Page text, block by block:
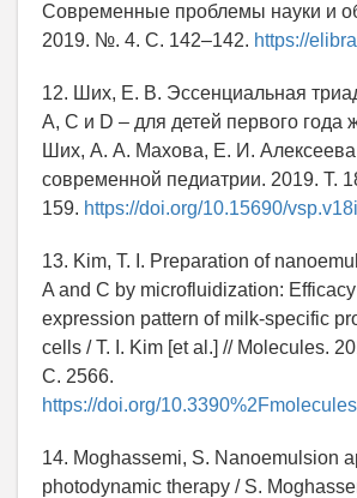
Современные проблемы науки и
2019. №. 4. С. 142–142. https://
12. Ших, Е. В. Эссенциальная
А, С и D – для детей первого года
Ших, А. А. Махова, Е. И.
современной педиатрии. 2019. Т.
159. https://doi.org/10.15690/
13. Kim, T. I. Preparation of
A and C by microfluidization:
expression pattern of milk-specific
cells / T. I. Kim [et al.] // Molecules.
С. 2566.
https://doi.org/
14. Moghassemi, S. Nanoemulsion
photodynamic therapy / S.